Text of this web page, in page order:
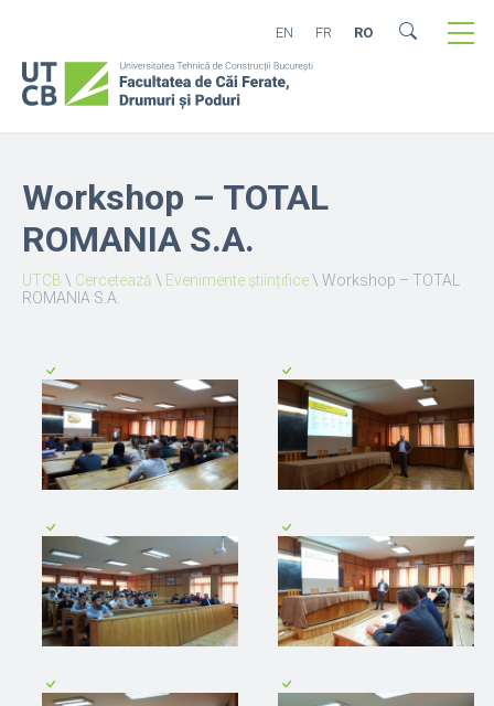
EN FR RO
Workshop – TOTAL
ROMANIA S.A.
UTCB \ Cercetează \ Evenimente științifice\ Workshop – TOTAL
ROMANIA S.A.